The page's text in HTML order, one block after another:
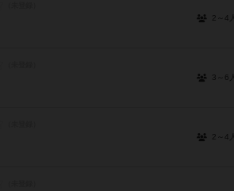
2～4人
3～6人
2～4人